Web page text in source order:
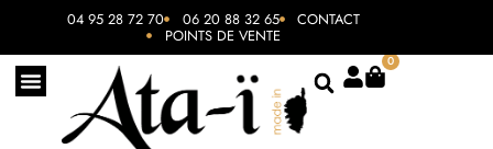
04 95 28 72 70 06 20 88 32 65 CONTACT
POINTS DE VENTE
0